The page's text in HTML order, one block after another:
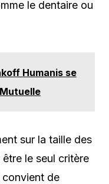
le dentaire ou
Humanis se
sur la taille des
le seul critère
convient de